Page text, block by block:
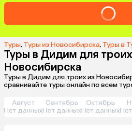
Туры, Туры из Новосибирска, Туры в
Туры в Дидим для
Новосибирска
Туры в Дидим для троих из
сравнивайте туры онлайн по всем
Август
Нет данных
Сентябрь
Нет данных
Октябрь
Нет данных